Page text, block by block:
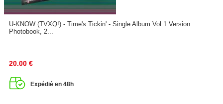
U-KNOW (TVXQ!) - Time's Tickin' - Single Album Vol.1 Version
Photobook, 2...
20.00 €
Expédié en 48h